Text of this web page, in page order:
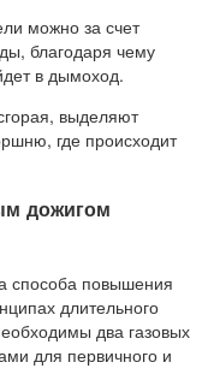
можно за счет
благодаря чему
в дымоход.
выделяют
где происходит
дожигом
способа повышения
длительного
два газовых
для первичного и